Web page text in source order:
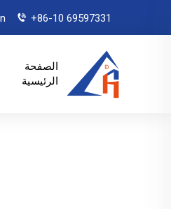
+86-10 69597331
الصفحة
الرئيسية